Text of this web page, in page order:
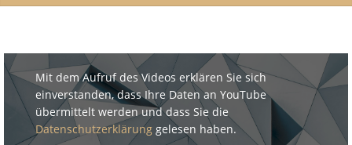
Dörthe Leopold
Ralph Gurk
Dr. Jochen Sues
Arbeitsrecht
Bankrecht
Baurecht
Aktuelles
Kanzlei
Fernsehen: Ratgeber Recht
Kontakt
Mit dem Aufruf des Videos erklären Sie sich
einverstanden, dass Ihre Daten an YouTube
übermittelt werden und dass Sie die
Datenschutzerklärung gelesen haben.